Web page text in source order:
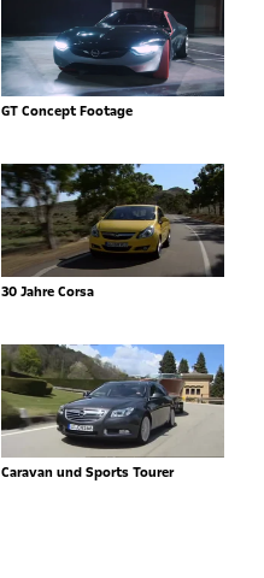
GT Concept Footage
30 Jahre Corsa
Caravan und Sports Tourer